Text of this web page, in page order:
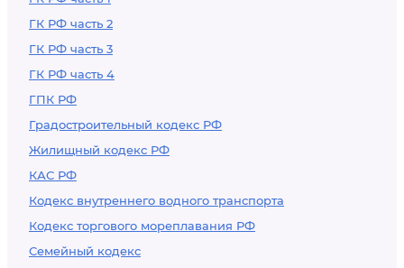
ГК РФ часть 2
ГК РФ часть 3
ГК РФ часть 4
ГПК РФ
Градостроительный кодекс РФ
Жилищный кодекс РФ
КАС РФ
Кодекс внутреннего водного транспорта
Кодекс торгового мореплавания РФ
Семейный кодекс